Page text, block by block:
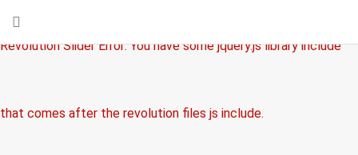
Revolution Slider Error: You have some jquery.js library include
that comes after the revolution files js include.